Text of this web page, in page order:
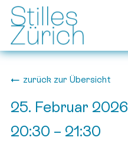
zurück zur Übersicht
25. Februar 2026
20:30 – 21:30